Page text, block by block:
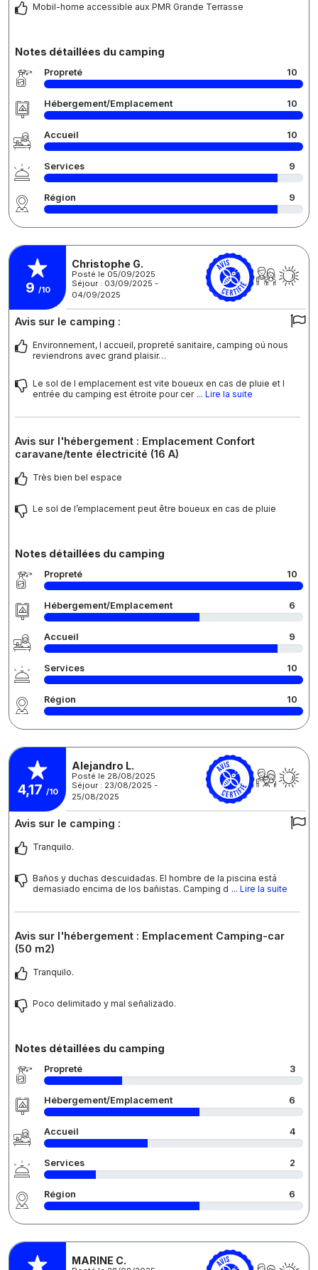
Mobil-home accessible aux PMR Grande Terrasse
Notes détaillées du camping
Propreté 10
Hébergement/Emplacement 10
Accueil 10
Services 9
Région 9
9 /10
Christophe G.
Posté le 05/09/2025
Séjour : 03/09/2025 -
04/09/2025
Avis sur le camping :
Environnement, l accueil, propreté sanitaire, camping oú nous
reviendrons avec grand plaisir…
Le sol de l emplacement est vite boueux en cas de pluie et l
entrée du camping est étroite pour cer ... Lire la suite
Avis sur l'hébergement : Emplacement Confort
caravane/tente électricité (16 A)
Très bien bel espace
Le sol de l’emplacement peut être boueux en cas de pluie
Notes détaillées du camping
Propreté 10
Hébergement/Emplacement 6
Accueil 9
Services 10
Région 10
4,17 /10
Alejandro L.
Posté le 28/08/2025
Séjour : 23/08/2025 -
25/08/2025
Avis sur le camping :
Tranquilo.
Baños y duchas descuidadas. El hombre de la piscina está
demasiado encima de los bañistas. Camping d ... Lire la suite
Avis sur l'hébergement : Emplacement Camping-car
(50 m2)
Tranquilo.
Poco delimitado y mal señalizado.
Notes détaillées du camping
Propreté 3
Hébergement/Emplacement 6
Accueil 4
Services 2
Région 6
MARINE C.